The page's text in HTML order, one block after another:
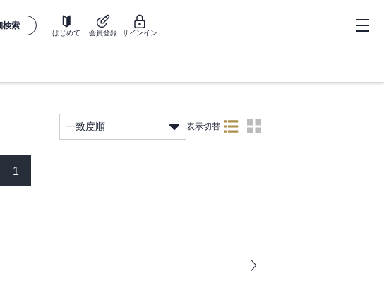
検索
はじめて 会員登録 サインイン
一致度順 表示切替
1